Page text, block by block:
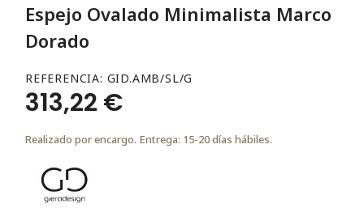
Espejo Ovalado Minimalista Marco
Dorado
REFERENCIA GID.AMB/SL/G
313,22 €
Realizado por encargo. Entrega: 15-20 días hábiles.